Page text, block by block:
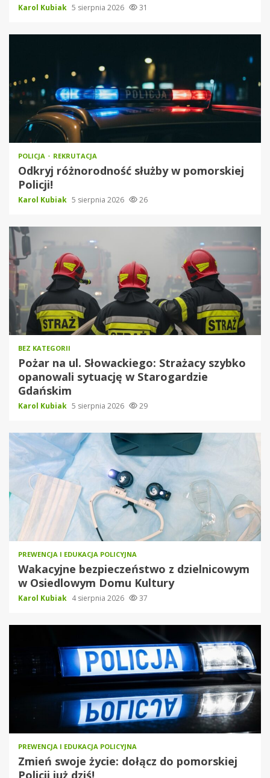
Karol Kubiak 5 sierpnia 2026 31
POLICJA REKRUTACJA
Odkryj różnorodność służby w pomorskiej
Policji!
Karol Kubiak 5 sierpnia 2026 26
BEZ KATEGORII
Pożar na ul. Słowackiego: Strażacy szybko
opanowali sytuację w Starogardzie
Gdańskim
Karol Kubiak 5 sierpnia 2026 29
PREWENCJA I EDUKACJA POLICYJNA
Wakacyjne bezpieczeństwo z dzielnicowym
w Osiedlowym Domu Kultury
Karol Kubiak 4 sierpnia 2026 37
PREWENCJA I EDUKACJA POLICYJNA
Zmień swoje życie: dołącz do pomorskiej
Policji już dziś!